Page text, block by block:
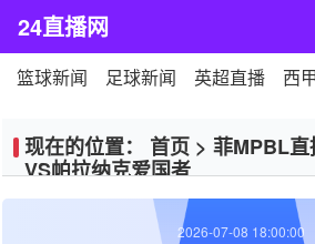
24直播网
篮球新闻 足球新闻 英超直播 西
现在的位置： 首页 > 菲MPBL直
VS帕拉纳克爱国者
2026-07-08 18:00:00